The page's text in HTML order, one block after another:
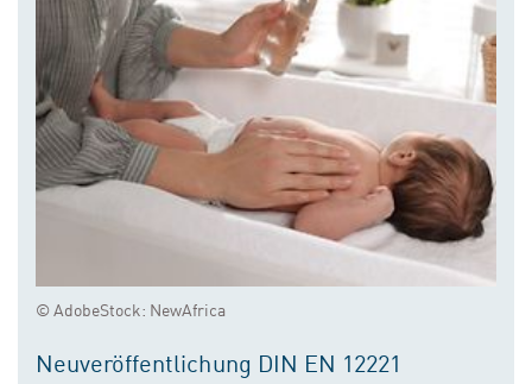
© AdobeStock: NewAfrica
Neuveröffentlichung DIN EN 12221